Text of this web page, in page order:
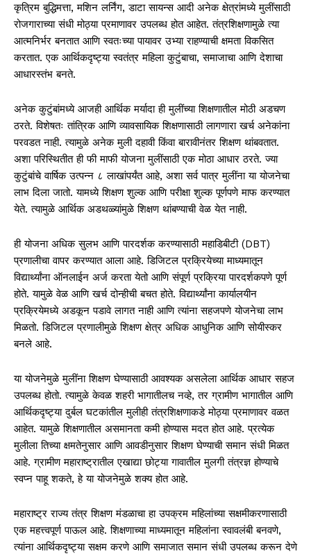
कृत्रिम बुद्धिमत्ता, मशिन लर्निंग, डाटा सायन्स आदी अनेक क्षेत्रांमध्ये मुलींसाठी
रोजगाराच्या संधी मोठ्या प्रमाणावर उपलब्ध होत आहेत. तंत्रशिक्षणामुळे त्या
आत्मनिर्भर बनतात आणि स्वतःच्या पायावर उभ्या राहण्याची क्षमता विकसित
करतात. एक आर्थिकदृष्ट्या स्वतंत्र महिला कुटुंबाचा, समाजाचा आणि देशाचा
आधारस्तंभ बनते.
अनेक कुटुंबांमध्ये आजही आर्थिक मर्यादा ही मुलींच्या शिक्षणातील मोठी अडचण
ठरते. विशेषतः तांत्रिक आणि व्यावसायिक शिक्षणासाठी लागणारा खर्च अनेकांना
परवडत नाही. त्यामुळे अनेक मुली दहावी किंवा बारावीनंतर शिक्षण थांबवतात.
अशा परिस्थितीत ही फी माफी योजना मुलींसाठी एक मोठा आधार ठरते. ज्या
कुटुंबांचे वार्षिक उत्पन्न ८ लाखांपर्यंत आहे, अशा सर्व पात्र मुलींना या योजनेचा
लाभ दिला जातो. यामध्ये शिक्षण शुल्क आणि परीक्षा शुल्क पूर्णपणे माफ करण्यात
येते. त्यामुळे आर्थिक अडथळ्यांमुळे शिक्षण थांबण्याची वेळ येत नाही.
ही योजना अधिक सुलभ आणि पारदर्शक करण्यासाठी महाडिबीटी (DBT)
प्रणालीचा वापर करण्यात आला आहे. डिजिटल प्रक्रियेच्या माध्यमातून
विद्यार्थ्यांना ऑनलाईन अर्ज करता येतो आणि संपूर्ण प्रक्रिया पारदर्शकपणे पूर्ण
होते. यामुळे वेळ आणि खर्च दोन्हीची बचत होते. विद्यार्थ्यांना कार्यालयीन
प्रक्रियेमध्ये अडकून पडावे लागत नाही आणि त्यांना सहजपणे योजनेचा लाभ
मिळतो. डिजिटल प्रणालीमुळे शिक्षण क्षेत्र अधिक आधुनिक आणि सोयीस्कर
बनले आहे.
या योजनेमुळे मुलींना शिक्षण घेण्यासाठी आवश्यक असलेला आर्थिक आधार सहज
उपलब्ध होतो. त्यामुळे केवळ शहरी भागातीलच नव्हे, तर ग्रामीण भागातील आणि
आर्थिकदृष्ट्या दुर्बल घटकांतील मुलीही तंत्रशिक्षणाकडे मोठ्या प्रमाणावर वळत
आहेत. यामुळे शिक्षणातील असमानता कमी होण्यास मदत होत आहे. प्रत्येक
मुलीला तिच्या क्षमतेनुसार आणि आवडीनुसार शिक्षण घेण्याची समान संधी मिळत
आहे. ग्रामीण महाराष्ट्रातील एखाद्या छोट्या गावातील मुलगी तंत्रज्ञ होण्याचे
स्वप्न पाहू शकते, हे या योजनेमुळे शक्य होत आहे.
महाराष्ट्र राज्य तंत्र शिक्षण मंडळाचा हा उपक्रम महिलांच्या सक्षमीकरणासाठी
एक महत्त्वपूर्ण पाऊल आहे. शिक्षणाच्या माध्यमातून महिलांना स्वावलंबी बनवणे,
त्यांना आर्थिकदृष्ट्या सक्षम करणे आणि समाजात समान संधी उपलब्ध करून देणे